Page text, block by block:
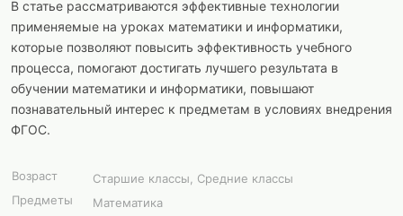
В статье рассматриваются эффективные технологии
применяемые на уроках математики и информатики,
которые позволяют повысить эффективность учебного
процесса, помогают достигать лучшего результата в
обучении математики и информатики, повышают
познавательный интерес к предметам в условиях внедрения
ФГОС.
Возраст
Старшие классы, Средние классы
Предметы
Математика